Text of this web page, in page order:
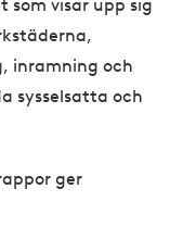
visar upp sig
inramning och
sysselsatta och
ger